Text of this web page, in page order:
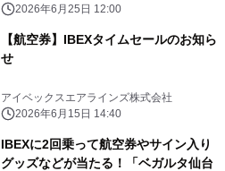
2026年6月25日 12:00
【航空券】IBEXタイムセールのお知ら
せ
アイベックスエアラインズ株式会社
2026年6月15日 14:40
IBEXに2回乗って航空券やサイン入り
グッズなどが当たる！「ベガルタ仙台